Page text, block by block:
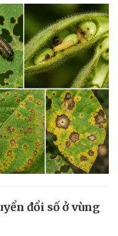
đổi số ở vùng